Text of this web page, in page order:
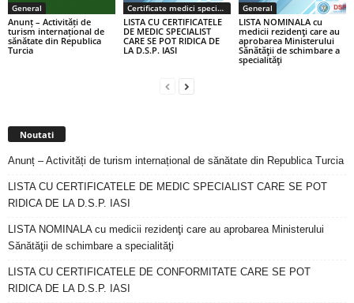
General
Anunț – Activități de
turism internațional de
sănătate din Republica
Turcia
Certificate medici specialiști / primari
LISTA CU CERTIFICATELE
DE MEDIC SPECIALIST
CARE SE POT RIDICA DE
LA D.S.P. IASI
General
LISTA NOMINALA cu
medicii rezidenţi care au
aprobarea Ministerului
Sănătăţii de schimbare a
specialităţi
Noutati
Anunț – Activități de turism internațional de sănătate din Republica Turcia
LISTA CU CERTIFICATELE DE MEDIC SPECIALIST CARE SE POT
RIDICA DE LA D.S.P. IASI
LISTA NOMINALA cu medicii rezidenţi care au aprobarea Ministerului
Sănătăţii de schimbare a specialităţi
LISTA CU CERTIFICATELE DE CONFORMITATE CARE SE POT
RIDICA DE LA D.S.P. IASI